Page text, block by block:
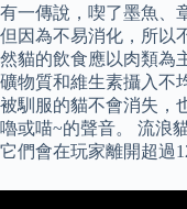
有一傳說，喫了墨魚、
但因為不易消化，所以
然貓的飲食應以肉類為
礦物質和維生素攝入不
被馴服的貓不會消失，
嚕或喵~的聲音。 流浪
它們會在玩家離開超過